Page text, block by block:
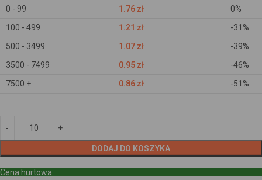
0 - 99 1.76 zł
0%
100 - 499
1.21 zł
-31%
500 - 3499
1.07 zł
-39%
3500 - 7499
0.95 zł
-46%
7500 +
0.86 zł -51%
DODAJ DO KOSZYKA
Cena hurtowa